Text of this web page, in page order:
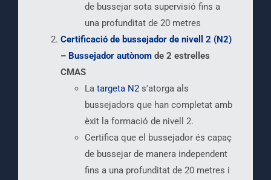
de bussejar sota supervisió fins a
una profunditat de 20 metres
Certificació de bussejador de nivell 2 (N2)
– Bussejador autònomde 2 estrelles
CMAS
La targeta N2s'atorga als
bussejadors que han completat amb
èxit la formació de nivell 2.
Certifica que el bussejador és capaç
de bussejar de manera independent
fins a una profunditat de 20 metres i